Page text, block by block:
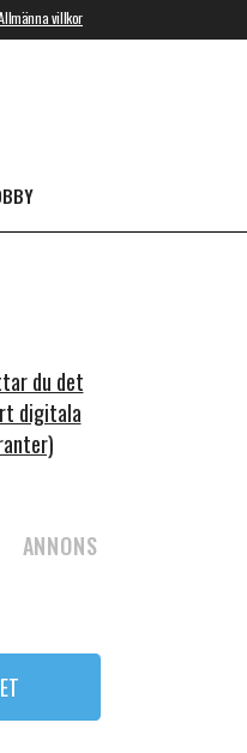
villkor
du det
digitala
ANNONS